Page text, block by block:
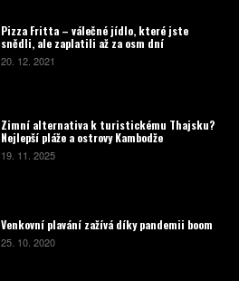
Pizza Fritta – válečné jídlo, které jste
snědli, ale zaplatili až za osm dní
20. 12. 2021
Zimní alternativa k turistickému Thajsku?
Nejlepší pláže a ostrovy Kambodže
19. 11. 2025
Venkovní plavání zažívá díky pandemii boom
25. 10. 2020